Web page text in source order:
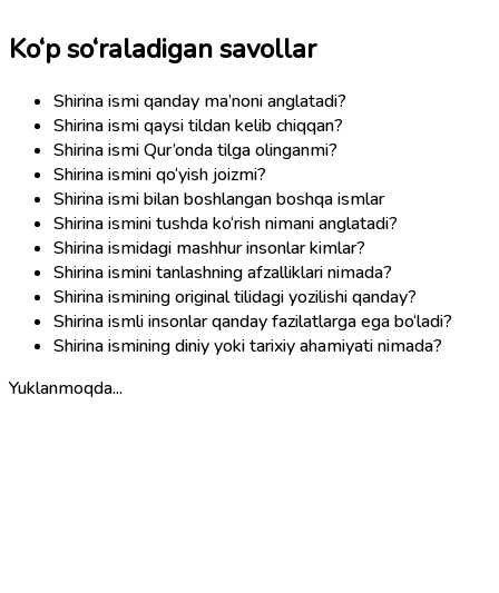
Ko‘p so‘raladigan savollar
Shirina ismi qanday ma’noni anglatadi?
Shirina ismi qaysi tildan kelib chiqqan?
Shirina ismi Qur’onda tilga olinganmi?
Shirina ismini qo‘yish joizmi?
Shirina ismi bilan boshlangan boshqa ismlar
Shirina ismini tushda ko‘rish nimani anglatadi?
Shirina ismidagi mashhur insonlar kimlar?
Shirina ismini tanlashning afzalliklari nimada?
Shirina ismining original tilidagi yozilishi qanday?
Shirina ismli insonlar qanday fazilatlarga ega bo‘ladi?
Shirina ismining diniy yoki tarixiy ahamiyati nimada?
Yuklanmoqda...